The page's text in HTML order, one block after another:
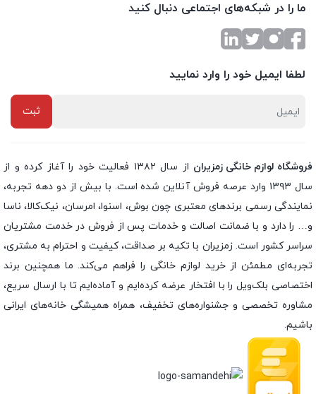
ما را در شبکه‌های اجتماعی دنبال کنید
لطفا ایمیل خود را وارد نمایید
فروشگاه لوازم خانگی زمزیران
از سال ۱۳۸۲ فعالیت خود را آغاز کرده و از
سال ۱۳۹۳ وارد عرصه فروش آنلاین شده است. با بیش از دو دهه تجربه،
نمایندگی رسمی برندهای معتبری چون بوش، اسنوا، امرسان، نیک‌کالا، ناسا
و… را دارد و با ضمانت اصالت و خدمات پس از فروش در خدمت مشتریان
سراسر کشور است. زمزیران با تکیه بر صداقت، کیفیت و احترام به مشتری،
تجربه‌ای مطمئن از خرید لوازم خانگی را فراهم می‌کند. ما همچنین برند
اختصاصی بلک‌ویل را با افتخار عرضه کرده‌ایم و آماده‌ایم تا با ارسال سریع،
مشاوره تخصصی و جشنواره‌های تخفیف، همراه همیشگی خانه‌های ایرانی
باشیم.